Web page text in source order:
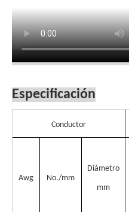
Especificación
Conductor
Awg No./mm
Diámetro
mm